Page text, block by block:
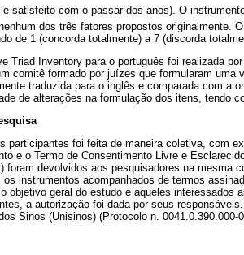
e satisfeito com o passar dos anos). O
dos três fatores propostos originalmente.
de 1 (concorda totalmente) a 7 (discorda
Triad Inventory para o português foi realizada
comitê formado por juízes que formularam uma
traduzida para o inglês e comparada com a
de alterações na formulação dos itens, tendo
participantes foi feita de maneira coletiva, com
e o Termo de Consentimento Livre e
foram devolvidos aos pesquisadores na mesma
instrumentos acompanhados de termos
objetivo geral do estudo e aqueles interessados
a autorização foi dada por seus
Sinos (Unisinos) (Protocolo n. 0041.0.390.000-